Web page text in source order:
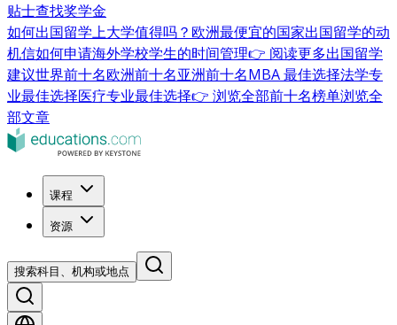
贴士查找奖学金
如何出国留学上大学值得吗？ 欧洲最便宜的国家出国留学的动
机信如何申请海外学校学生的时间管理👉 阅读更多出国留学
建议世界前十名欧洲前十名亚洲前十名MBA 最佳选择法学专
业最佳选择医疗专业最佳选择👉 浏览全部前十名榜单浏览全
部文章
课程
资源
搜索科目、机构或地点